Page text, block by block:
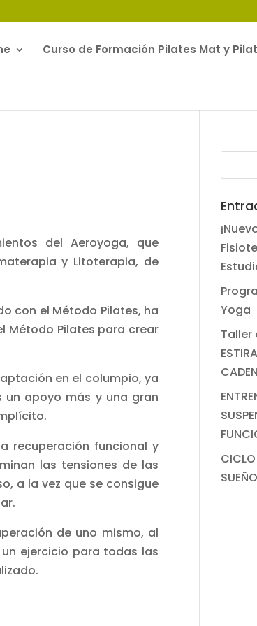
Curso de Formación Pilates Mat y
del Aeroyoga, que
y Litoterapia, de
con el Método Pilates, ha
Método Pilates para crear
en el columpio, ya
un apoyo más y una gran
recuperación funcional y
las tensiones de las
a la vez que se consigue
de uno mismo, al
ejercicio para todas las
Yoga
Taller
CICLO